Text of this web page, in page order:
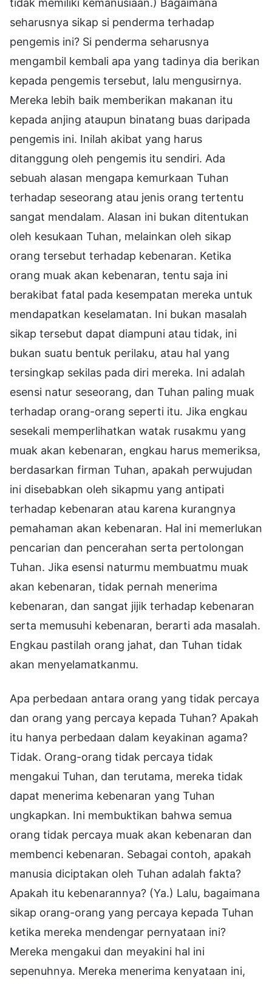
seharusnya sikap si penderma terhadap
pengemis ini? Si penderma seharusnya
mengambil kembali apa yang tadinya dia berikan
kepada pengemis tersebut, lalu mengusirnya.
Mereka lebih baik memberikan makanan itu
kepada anjing ataupun binatang buas daripada
pengemis ini. Inilah akibat yang harus
ditanggung oleh pengemis itu sendiri. Ada
sebuah alasan mengapa kemurkaan Tuhan
terhadap seseorang atau jenis orang tertentu
sangat mendalam. Alasan ini bukan ditentukan
oleh kesukaan Tuhan, melainkan oleh sikap
orang tersebut terhadap kebenaran. Ketika
orang muak akan kebenaran, tentu saja ini
berakibat fatal pada kesempatan mereka untuk
mendapatkan keselamatan. Ini bukan masalah
sikap tersebut dapat diampuni atau tidak, ini
bukan suatu bentuk perilaku, atau hal yang
tersingkap sekilas pada diri mereka. Ini adalah
esensi natur seseorang, dan Tuhan paling muak
terhadap orang-orang seperti itu. Jika engkau
sesekali memperlihatkan watak rusakmu yang
muak akan kebenaran, engkau harus memeriksa,
berdasarkan firman Tuhan, apakah perwujudan
ini disebabkan oleh sikapmu yang antipati
terhadap kebenaran atau karena kurangnya
pemahaman akan kebenaran. Hal ini memerlukan
pencarian dan pencerahan serta pertolongan
Tuhan. Jika esensi naturmu membuatmu muak
akan kebenaran, tidak pernah menerima
kebenaran, dan sangat jijik terhadap kebenaran
serta memusuhi kebenaran, berarti ada masalah.
Engkau pastilah orang jahat, dan Tuhan tidak
akan menyelamatkanmu.
Apa perbedaan antara orang yang tidak percaya
dan orang yang percaya kepada Tuhan? Apakah
itu hanya perbedaan dalam keyakinan agama?
Tidak. Orang-orang tidak percaya tidak
mengakui Tuhan, dan terutama, mereka tidak
dapat menerima kebenaran yang Tuhan
ungkapkan. Ini membuktikan bahwa semua
orang tidak percaya muak akan kebenaran dan
membenci kebenaran. Sebagai contoh, apakah
manusia diciptakan oleh Tuhan adalah fakta?
Apakah itu kebenarannya? (Ya.) Lalu, bagaimana
sikap orang-orang yang percaya kepada Tuhan
ketika mereka mendengar pernyataan ini?
Mereka mengakui dan meyakini hal ini
sepenuhnya. Mereka menerima kenyataan ini,